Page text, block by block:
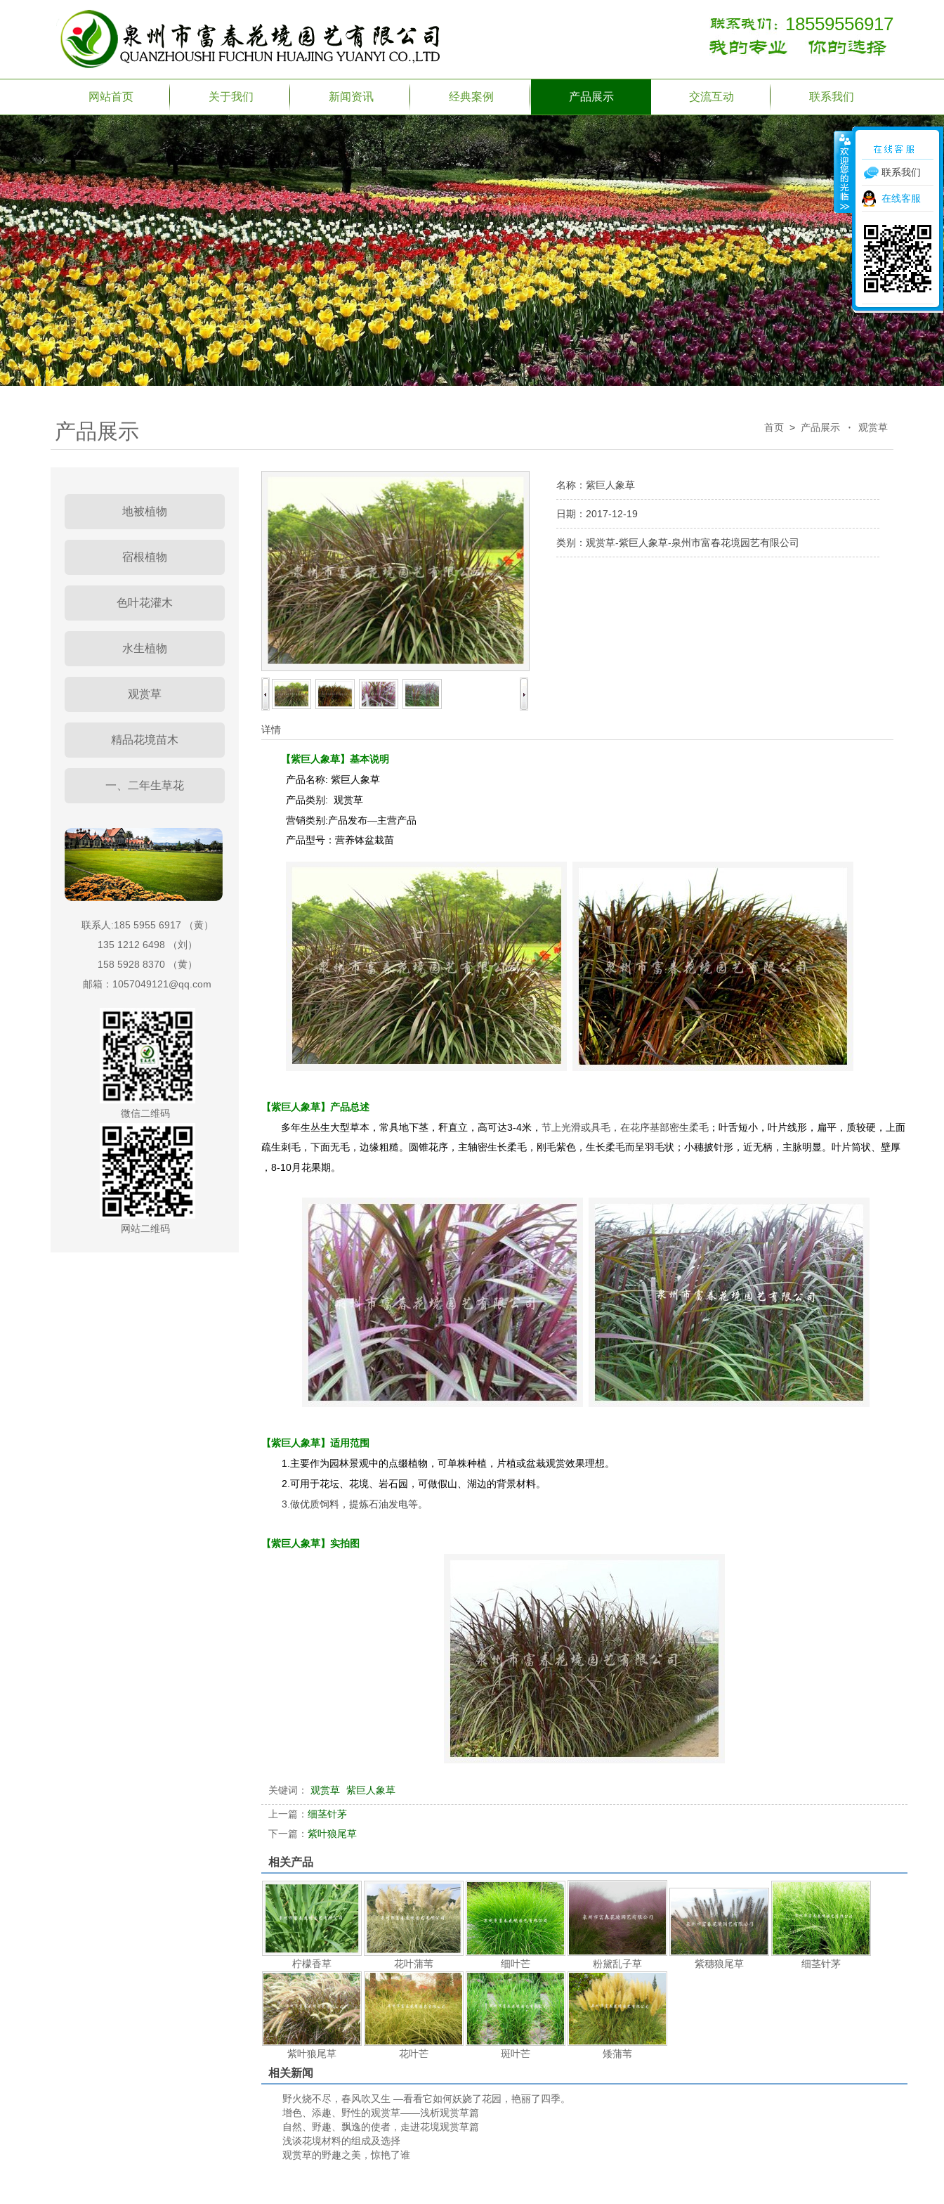
18559556917
网站首页 关于我们 新闻资讯 经典案例 产品展示 交流互动 联系我们
产品展示 首页 > 产品展示 观赏草
地被植物
宿根植物
色叶花灌木
水生植物
观赏草
精品花境苗木
一、二年生草花
联系人:185 5955 6917 （黄）
135 1212 6498 （刘）
158 5928 8370 （黄）
邮箱：1057049121@qq.com
微信二维码
网站二维码
名称： 紫巨人象草
日期：2017-12-19
类别：观赏草-紫巨人象草-泉州市富春花境园艺有限公司
详情
【紫巨人象草】基本说明
产品名称: 紫巨人象草
产品类别 : 观赏草
营销类别 :产品发布—主营产品
产品型号：营养钵盆栽苗
【紫巨人象草】产品总述
多年生丛生大型草本，常具地下茎，秆直立，高可达3-4米 ， 节上光滑或具毛，在花序基部密生柔毛 ；叶舌短小， 叶片线形，扁平，质较硬，上面
疏生刺毛，下面无毛，边缘粗糙。圆锥花序，主轴密生长柔毛，刚毛紫色，生长柔毛而呈羽毛状；小穗披针形，近无柄，主脉明显。叶片筒状、壁厚
， 8-10月花果期。
【紫巨人象草】适用范围
1. 主要作为园林景观中的点缀植物，可单株种植，片植或盆栽观赏效果理想。
2. 可用于花坛、 花境、 岩石园 ，可做假山、湖边的背景材料。
3. 做优质饲料，提炼石油发电等。
【紫巨人象草】实拍图
关键词： 观赏草 紫巨人象草
上一篇： 细茎针茅
下一篇： 紫叶狼尾草
相关产品
柠檬香草 花叶蒲苇 细叶芒 粉黛乱子草 紫穗狼尾草 细茎针茅
紫叶狼尾草 花叶芒 斑叶芒 矮蒲苇
相关新闻
野火烧不尽，春风吹又生 —看看它如何妖娆了花园，艳丽了四季。
增色、添趣、野性的观赏草——浅析观赏草篇
自然、野趣、飘逸的使者，走进花境观赏草篇
浅谈花境材料的组成及选择
观赏草的野趣之美，惊艳了谁
联系我们
在线客服